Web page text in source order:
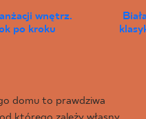
wnętrz.
po kroku
domu to prawdziwa